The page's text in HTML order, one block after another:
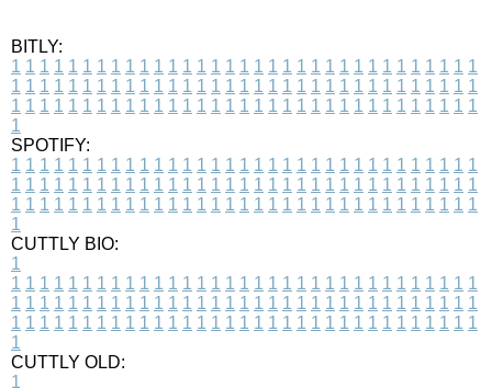
BITLY:
1 1 1 1 1 1 1 1 1 1 1 1 1 1 1 1 1 1 1 1 1 1 1 1 1 1 1 1 1 1 1 1 1
1 1 1 1 1 1 1 1 1 1 1 1 1 1 1 1 1 1 1 1 1 1 1 1 1 1 1 1 1 1 1 1 1
1 1 1 1 1 1 1 1 1 1 1 1 1 1 1 1 1 1 1 1 1 1 1 1 1 1 1 1 1 1 1 1 1
1
SPOTIFY:
1 1 1 1 1 1 1 1 1 1 1 1 1 1 1 1 1 1 1 1 1 1 1 1 1 1 1 1 1 1 1 1 1
1 1 1 1 1 1 1 1 1 1 1 1 1 1 1 1 1 1 1 1 1 1 1 1 1 1 1 1 1 1 1 1 1
1 1 1 1 1 1 1 1 1 1 1 1 1 1 1 1 1 1 1 1 1 1 1 1 1 1 1 1 1 1 1 1 1
1
CUTTLY BIO:
1
1 1 1 1 1 1 1 1 1 1 1 1 1 1 1 1 1 1 1 1 1 1 1 1 1 1 1 1 1 1 1 1 1
1 1 1 1 1 1 1 1 1 1 1 1 1 1 1 1 1 1 1 1 1 1 1 1 1 1 1 1 1 1 1 1 1
1 1 1 1 1 1 1 1 1 1 1 1 1 1 1 1 1 1 1 1 1 1 1 1 1 1 1 1 1 1 1 1 1
1
CUTTLY OLD:
1